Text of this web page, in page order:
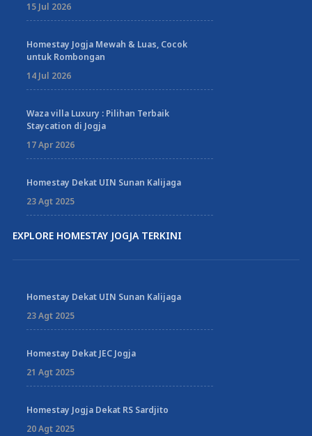
15 Jul 2026
Homestay Jogja Mewah & Luas, Cocok
untuk Rombongan
14 Jul 2026
Waza villa Luxury : Pilihan Terbaik
Staycation di Jogja
17 Apr 2026
Homestay Dekat UIN Sunan Kalijaga
23 Agt 2025
EXPLORE HOMESTAY JOGJA TERKINI
Homestay Dekat UIN Sunan Kalijaga
23 Agt 2025
Homestay Dekat JEC Jogja
21 Agt 2025
Homestay Jogja Dekat RS Sardjito
20 Agt 2025